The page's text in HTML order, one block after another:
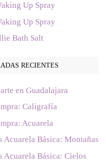
Up Spray
Up Spray
Bath Salt
RECIENTES
en Guadalajara
Caligrafía
Acuarela
Acuarela Básica: Montañas
Acuarela Básica: Cielos